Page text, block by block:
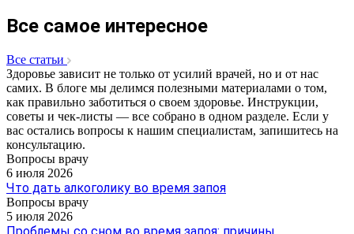
Все самое интересное
Все статьи
Здоровье зависит не только от усилий врачей, но и от нас
самих. В блоге мы делимся полезными материалами о том,
как правильно заботиться о своем здоровье. Инструкции,
советы и чек-листы — все собрано в одном разделе. Если у
вас остались вопросы к нашим специалистам, запишитесь на
консультацию.
Вопросы врачу
6 июля 2026
Что дать алкоголику во время запоя
Вопросы врачу
5 июля 2026